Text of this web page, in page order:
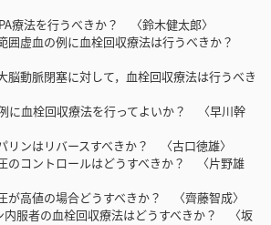
療法を行うべきか？ 〈鈴木健太郎〉
囲虚血の例に血栓回収療法は行うべきか？
動脈閉塞に対して，血栓回収療法は行うべき
に血栓回収療法を行ってよいか？ 〈早川幹
ンはリバースすべきか？ 〈古口徳雄〉
コントロールはどうすべきか？ 〈片野雄
高値の場合どうすべきか？ 〈齊藤智成〉
服者の血栓回収療法はどうすべきか？ 〈坂